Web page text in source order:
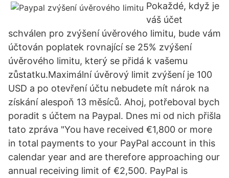
Pokaždé, když je
váš účet
schválen pro zvýšení úvěrového limitu, bude vám
účtován poplatek rovnající se 25% zvýšení
úvěrového limitu, který se přidá k vašemu
zůstatku.Maximální úvěrový limit zvýšení je 100
USD a po otevření účtu nebudete mít nárok na
získání alespoň 13 měsíců. Ahoj, potřeboval bych
poradit s účtem na Paypal. Dnes mi od nich přišla
tato zpráva "You have received €1,800 or more
in total payments to your PayPal account in this
calendar year and are therefore approaching our
annual receiving limit of €2,500. PayPal is